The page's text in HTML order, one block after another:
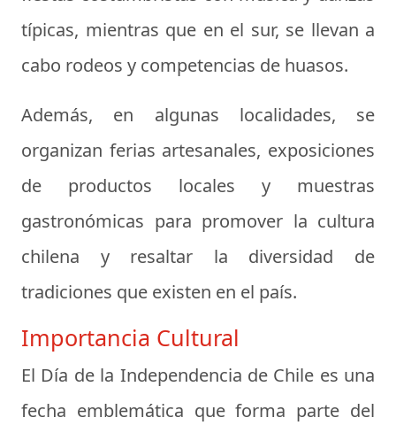
típicas, mientras que en el sur, se llevan a
cabo rodeos y competencias de huasos.
Además, en algunas localidades, se
organizan ferias artesanales, exposiciones
de productos locales y muestras
gastronómicas para promover la cultura
chilena y resaltar la diversidad de
tradiciones que existen en el país.
Importancia Cultural
El Día de la Independencia de Chile es una
fecha emblemática que forma parte del